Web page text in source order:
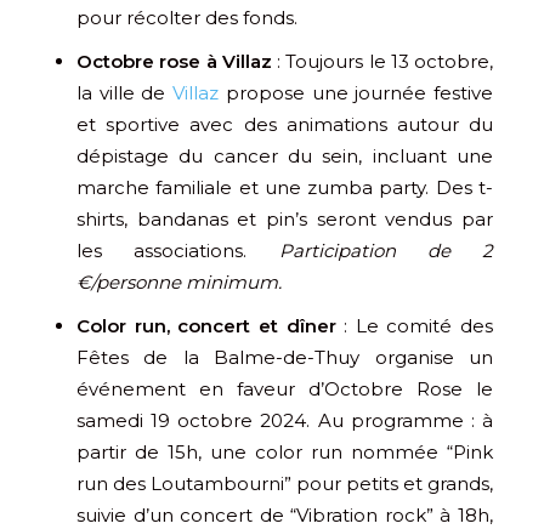
pour récolter des fonds.
Octobre rose à Villaz : Toujours le 13 octobre,
la ville deVillaz propose une journée festive
et sportive avec des animations autour du
dépistage du cancer du sein, incluant une
marche familiale et une zumba party. Des t-
shirts, bandanas et pin’s seront vendus par
les associations. Participation de 2
€/personne minimum.
Color run, concert et dîner: Le comité des
Fêtes de la Balme-de-Thuy organise un
événement en faveur d’Octobre Rose le
samedi 19 octobre 2024. Au programme : à
partir de 15h, une color run nommée “Pink
run des Loutambourni” pour petits et grands,
suivie d’un concert de “Vibration rock” à 18h,